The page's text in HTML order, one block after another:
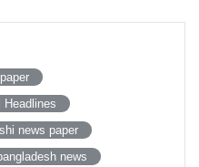
Headlines
news paper
news